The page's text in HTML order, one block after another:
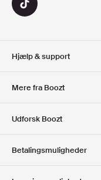
Hjælp & support
Mere fra Boozt
Club Boozt
Udforsk Boozt
Betalingsmuligheder